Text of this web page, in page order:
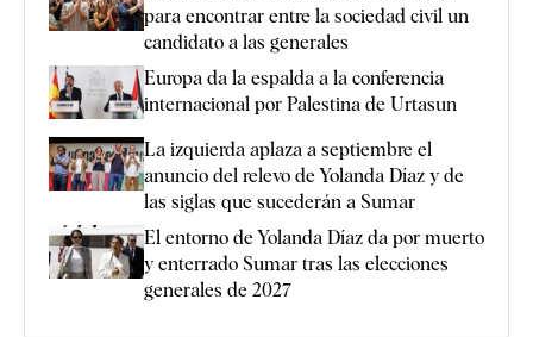
para encontrar entre la sociedad civil un
candidato a las generales
Europa da la espalda a la conferencia
internacional por Palestina de Urtasun
La izquierda aplaza a septiembre el
anuncio del relevo de Yolanda Díaz y de
las siglas que sucederán a Sumar
El entorno de Yolanda Díaz da por muerto
y enterrado Sumar tras las elecciones
generales de 2027